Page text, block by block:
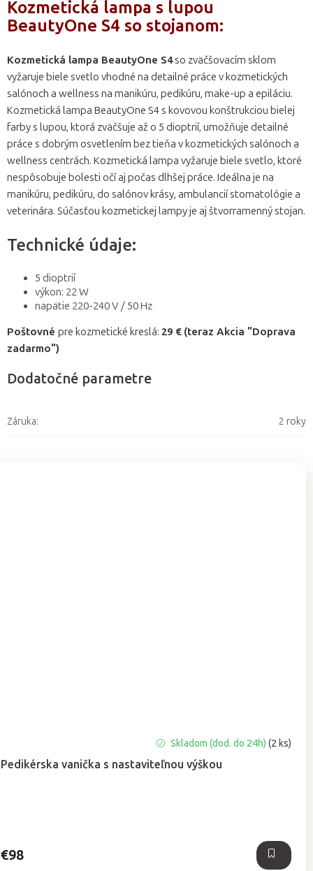
Pedikérska vanička s nastaviteľnou výškou
hodnotenie
produktu
Skladom (dod. do 24h)(2 ks)
€98
Kozmetická lampa s lupou
BeautyOne S4 so stojanom:
Kozmetická lampa BeautyOne S4so zväčšovacím sklom
vyžaruje biele svetlo vhodné na detailné práce v kozmetických
salónoch a wellness na manikúru, pedikúru, make-up a epiláciu.
Kozmetická lampa BeautyOne S4 s kovovou konštrukciou bielej
farby s lupou, ktorá zväčšuje až o 5 dioptrií, umožňuje detailné
práce s dobrým osvetlením bez tieňa v kozmetických salónoch a
wellness centrách. Kozmetická lampa vyžaruje biele svetlo, ktoré
nespôsobuje bolesti očí aj počas dlhšej práce. Ideálna je na
manikúru, pedikúru, do salónov krásy, ambulancií stomatológie a
veterinára. Súčasťou kozmetickej lampy je aj štvorramenný stojan.
Technické údaje:
5 dioptrií
výkon: 22 W
napätie 220-240 V / 50 Hz
Poštovné pre kozmetické kreslá: 29 €(teraz Akcia "Doprava
zadarmo")
Dodatočné parametre
Záruka: 2 roky